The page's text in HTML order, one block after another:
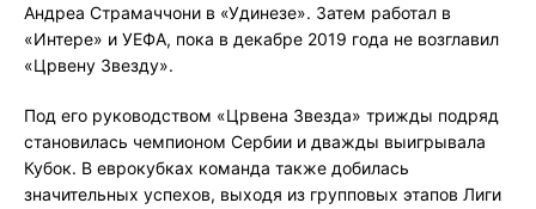
Андреа Страмаччони в «Удинезе». Затем работал в
«Интере» и УЕФА, пока в декабре 2019 года не возглавил
«Црвену Звезду».
Под его руководством «Црвена Звезда» трижды подряд
становилась чемпионом Сербии и дважды выигрывала
Кубок. В еврокубках команда также добилась
значительных успехов, выходя из групповых этапов Лиги